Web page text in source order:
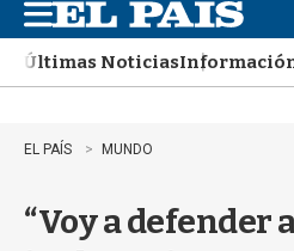
n
uÚltimas Noticias
EL PAÍS MUNDO
“Voy a defender